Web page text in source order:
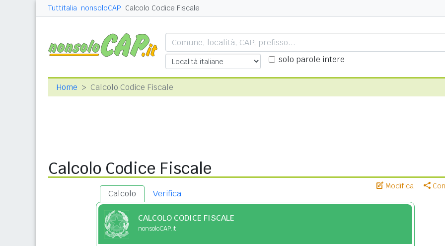
Tuttitalia nonsoloCAP Calcolo Codice Fiscale
solo parole intere
Home Calcolo Codice Fiscale
Calcolo Codice Fiscale
Modifica
Calcolo Verifica
CALCOLO CODICE FISCALE
nonsoloCAP.it